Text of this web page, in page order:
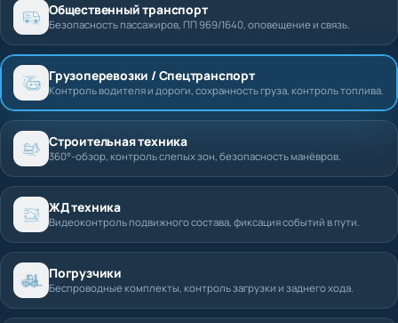
Общественный транспорт
Безопасность пассажиров, ПП 969/1640, оповещение и связь.
Грузоперевозки / Спецтранспорт
Контроль водителя и дороги, сохранность груза, контроль топлива.
Строительная техника
360°-обзор, контроль слепых зон, безопасность манёвров.
ЖД техника
Видеоконтроль подвижного состава, фиксация событий в пути.
Погрузчики
Беспроводные комплекты, контроль загрузки и заднего хода.